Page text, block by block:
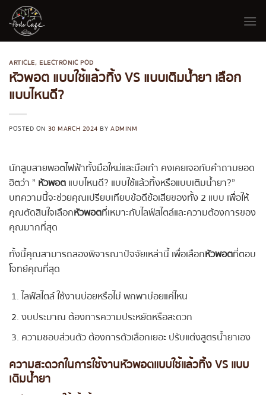
Skip
content
ARTICLE,ELECTRONIC POD
หัวพอต แบบใช้แล้วทิ้ง VS แบบเติมน้ำยา เลือก
แบบไหนดี?
POSTED ON 30 MARCH 2024 BYADMINM
นักสูบสายพอตไฟฟ้าทั้งมือใหม่และมือเก๋า คงเคยเจอกับคำถามยอด
ฮิตว่า ” หัวพอตแบบไหนดี? แบบใช้แล้วทิ้งหรือแบบเติมน้ำยา?”
บทความนี้จะช่วยคุณเปรียบเทียบข้อดีข้อเสียของทั้ง 2 แบบ เพื่อให้
คุณตัดสินใจเลือกหัวพอตที่เหมาะกับไลฟ์สไตล์และความต้องการของ
คุณมากที่สุด
ทั้งนี้คุณสามารถลองพิจารณาปัจจัยเหล่านี้ เพื่อเลือกหัวพอตที่ตอบ
โจทย์คุณที่สุด
ไลฟ์สไตล์ ใช้งานบ่อยหรือไม่ พกพาบ่อยแค่ไหน
งบประมาณ ต้องการความประหยัดหรือสะดวก
ความชอบส่วนตัว ต้องการตัวเลือกเยอะ ปรับแต่งสูตรน้ำยาเอง
ความสะดวกในการใช้งานหัวพอตแบบใช้แล้วทิ้ง VS แบบ
เติมน้ำยา